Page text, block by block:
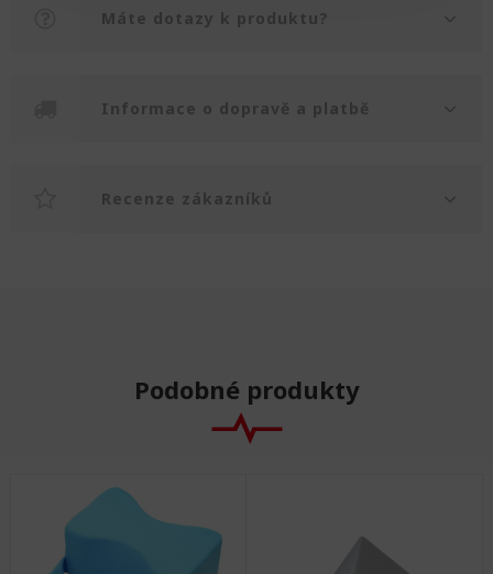
Máte dotazy k produktu?
Informace o dopravě a platbě
Recenze zákazníků
Podobné produkty